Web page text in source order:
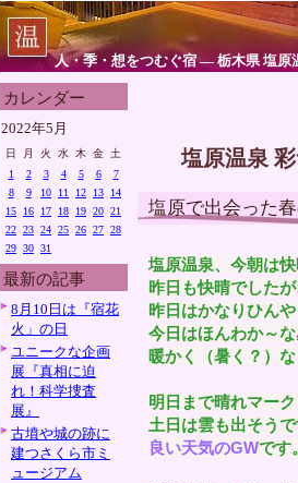
人・季・想をつむぐ宿 ― 栃木県 塩原
カレンダー
2022年5月
日 月 火 水 木 金
土
1
2 3 4 5 6
7
8
9 10 11 12 13
14
15
16 17 18 19 20 21
22 23 24 25 26 27 28
29 30 31
最新の記事
8月10日は『宿花
火」の日
ユニークな企画
展『真相に迫
れ！科学捜査
展』
古墳や城の跡に
建つさくら市ミ
ュージアム
塩原温泉
塩原で出会った
塩原温泉、今朝は
昨日も快晴でした
昨日はかなりひん
今日はほんわか～
暖かく（暑く？）
明日まで晴れマー
土日は雲も出そう
良い天気のGWです